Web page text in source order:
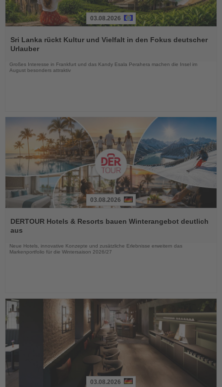
Sie
die
03.08.2026
Sri Lanka rückt Kultur und Vielfalt in den Fokus deutscher
Urlauber
Großes Interesse in Frankfurt und das Kandy Esala Perahera machen die Insel im
August besonders attraktiv
Sie
die
03.08.2026
DERTOUR Hotels & Resorts bauen Winterangebot deutlich
aus
Neue Hotels, innovative Konzepte und zusätzliche Erlebnisse erweitern das
Markenportfolio für die Wintersaison 2026/27
03.08.2026